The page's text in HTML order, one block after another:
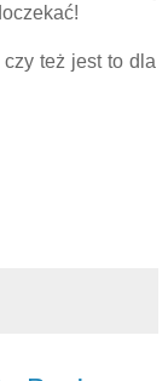
też jest to dla